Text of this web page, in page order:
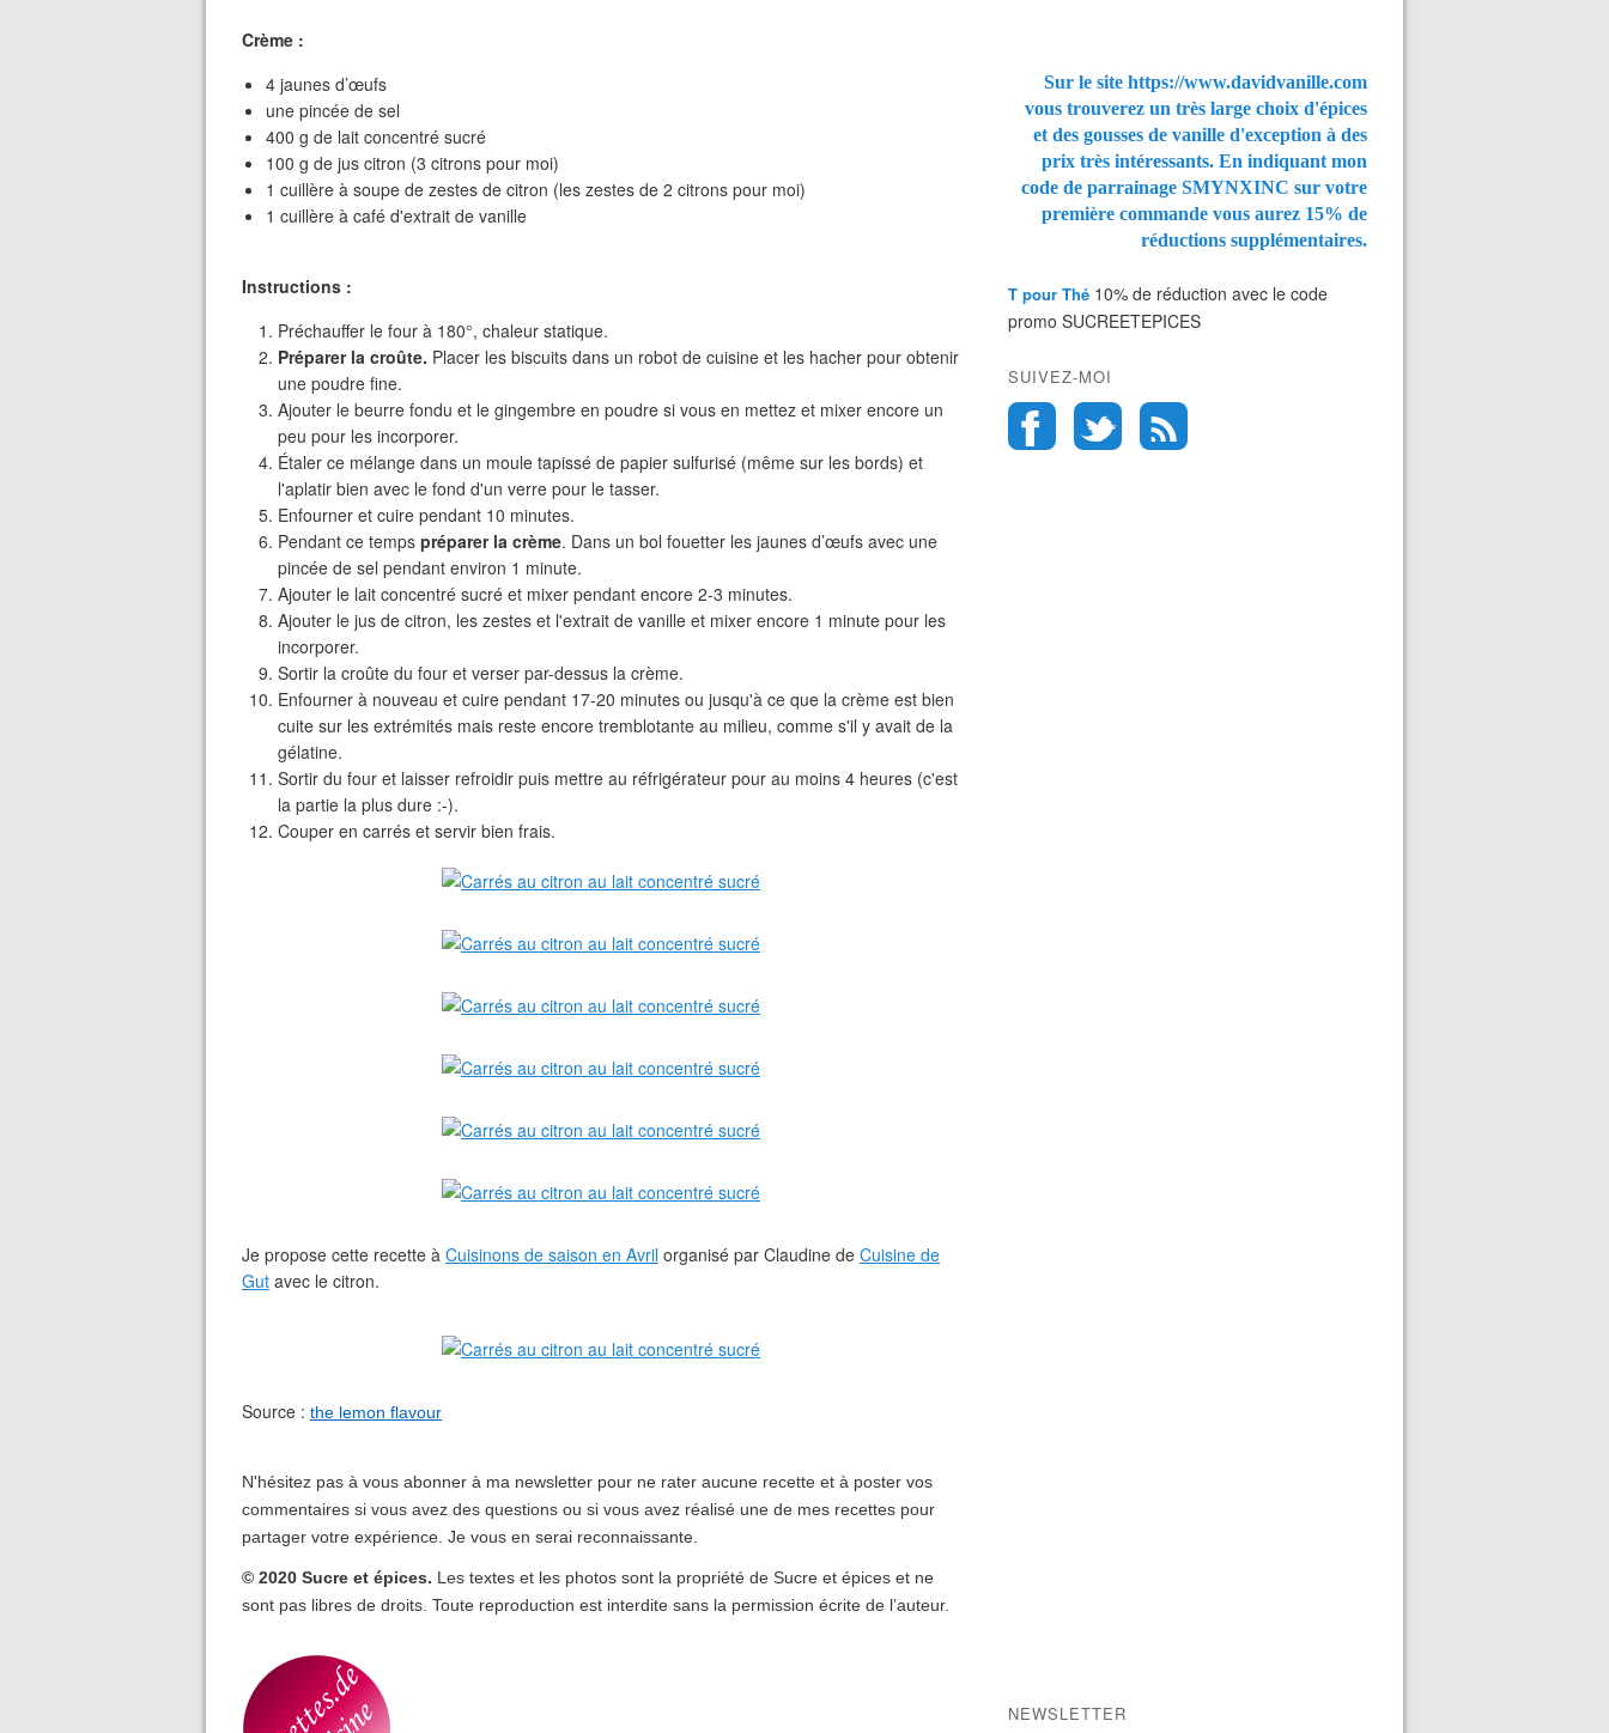
Crème :
4 jaunes d’œufs
une pincée de sel
400 g de lait concentré sucré
100 g de jus citron (3 citrons pour moi)
1 cuillère à soupe de zestes de citron (les zestes de 2 citrons pour moi)
1 cuillère à café d'extrait de vanille
Instructions :
Préchauffer le four à 180°, chaleur statique.
Préparer la croûte. Placer les biscuits dans un robot de cuisine et les hacher pour obtenir
une poudre fine.
Ajouter le beurre fondu et le gingembre en poudre si vous en mettez et mixer encore un
peu pour les incorporer.
Étaler ce mélange dans un moule tapissé de papier sulfurisé (même sur les bords) et
l'aplatir bien avec le fond d'un verre pour le tasser.
Enfourner et cuire pendant 10 minutes.
Pendant ce temps préparer la crème. Dans un bol fouetter les jaunes d’œufs avec une
pincée de sel pendant environ 1 minute.
Ajouter le lait concentré sucré et mixer pendant encore 2-3 minutes.
Ajouter le jus de citron, les zestes et l'extrait de vanille et mixer encore 1 minute pour les
incorporer.
Sortir la croûte du four et verser par-dessus la crème.
Enfourner à nouveau et cuire pendant 17-20 minutes ou jusqu'à ce que la crème est bien
cuite sur les extrémités mais reste encore tremblotante au milieu, comme s'il y avait de la
gélatine.
Sortir du four et laisser refroidir puis mettre au réfrigérateur pour au moins 4 heures (c'est
la partie la plus dure :-).
Couper en carrés et servir bien frais.
Je propose cette recette à Cuisinons de saison en Avril organisé par Claudine de Cuisine de
Gut avec le citron.
Source : the lemon flavour
N'hésitez pas à vous abonner à ma newsletter pour ne rater aucune recette et à poster vos
commentaires si vous avez des questions ou si vous avez réalisé une de mes recettes pour
partager votre expérience. Je vous en serai reconnaissante.
© 2020 Sucre et épices. Les textes et les photos sont la propriété de Sucre et épices et ne
sont pas libres de droits. Toute reproduction est interdite sans la permission écrite de l’auteur.
Sur le site https://www.davidvanille.com
vous trouverez un très large choix d'épices
et des gousses de vanille d'exception à des
prix très intéressants. En indiquant mon
code de parrainage SMYNXINC sur votre
première commande vous aurez 15% de
réductions supplémentaires.
T pour Thé 10% de réduction avec le code
promo SUCREETEPICES
SUIVEZ-MOI
NEWSLETTER